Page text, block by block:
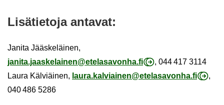
Li­sä­tie­to­ja an­ta­vat:
Ja­ni­ta Jääs­ke­läi­nen,
ja­ni­ta.jaas­ke­lai­nen@ete­la­sa­von­ha.fi
, 044 417 3114
Laura Käl­viäi­nen, laura.kal­viai­nen@ete­la­sa­von­ha.fi
,
040 486 5286